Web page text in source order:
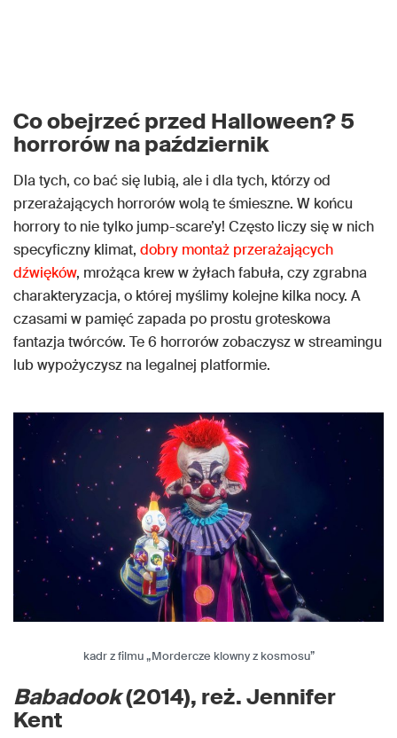
Co obejrzeć przed Halloween? 5
horrorów na październik
Dla tych, co bać się lubią, ale i dla tych, którzy od
przerażających horrorów wolą te śmieszne. W końcu
horrory to nie tylko jump-scare’y! Często liczy się w nich
specyficzny klimat, dobry montaż przerażających
dźwięków, mrożąca krew w żyłach fabuła, czy zgrabna
charakteryzacja, o której myślimy kolejne kilka nocy. A
czasami w pamięć zapada po prostu groteskowa
fantazja twórców. Te 6 horrorów zobaczysz w streamingu
lub wypożyczysz na legalnej platformie.
kadr z filmu „Mordercze klowny z kosmosu”
Babadook(2014), reż. Jennifer
Kent